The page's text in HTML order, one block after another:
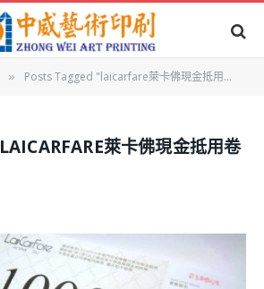
» Posts Tagged "laicarfare萊卡佛現金抵用卷100&1000"
LAICARFARE萊卡佛現金抵用卷